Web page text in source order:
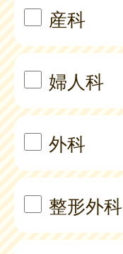
産科
婦人科
外科
整形外科